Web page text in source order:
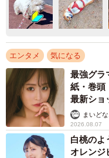
エンタメ 気になる
最強グ
紙・巻頭
最新ショ
ています
たい」
まいど
2026.08.07
白桃の
オレンジ